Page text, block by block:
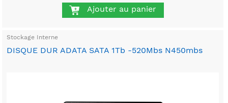
Ajouter au panier
Stockage Interne
DISQUE DUR ADATA SATA 1Tb -520Mbs N450mbs